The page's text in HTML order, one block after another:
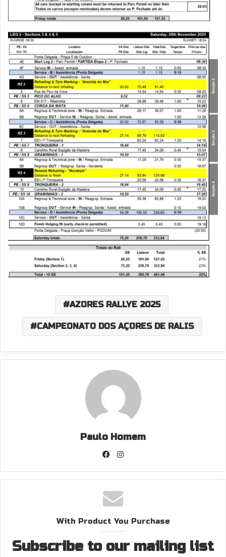
AZORES RALLYE 2025
CAMPEONATO DOS AÇORES DE RALIS
Paulo Homem
Facebook
With Product You Purchase
Subscribe to our mailing list